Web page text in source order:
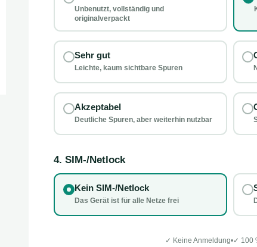
Unbenutzt, vollständig und
originalverpackt
Sehr gut
Leichte, kaum sichtbare Spuren
Akzeptabel
Deutliche Spuren, aber weiterhin nutzbar
4. SIM-/Netlock
Kein SIM-/Netlock
Das Gerät ist für alle Netze frei
✓ Keine Anmeldung•✓ 100